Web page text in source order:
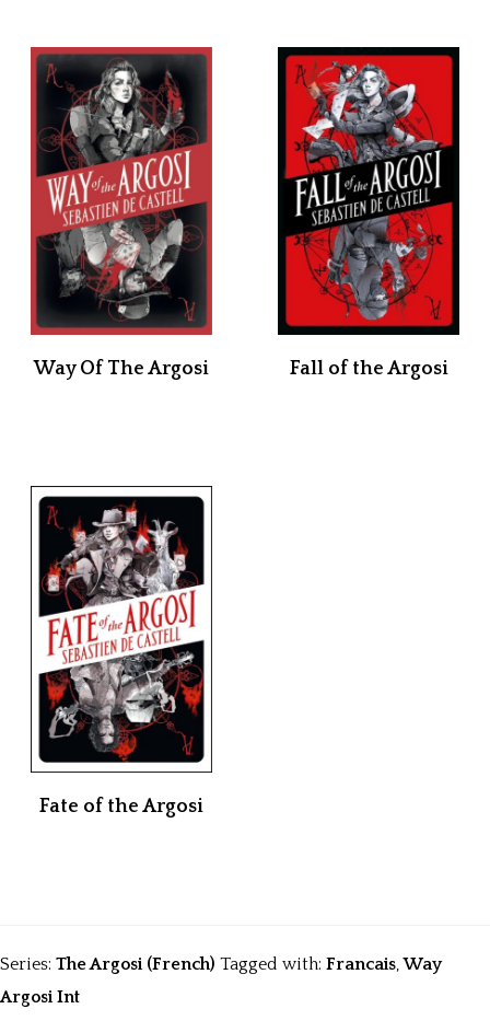
Way Of The Argosi Fall of the Argosi
Fate of the Argosi
Series: The Argosi (French) Tagged with: Francais,Way
Argosi Int